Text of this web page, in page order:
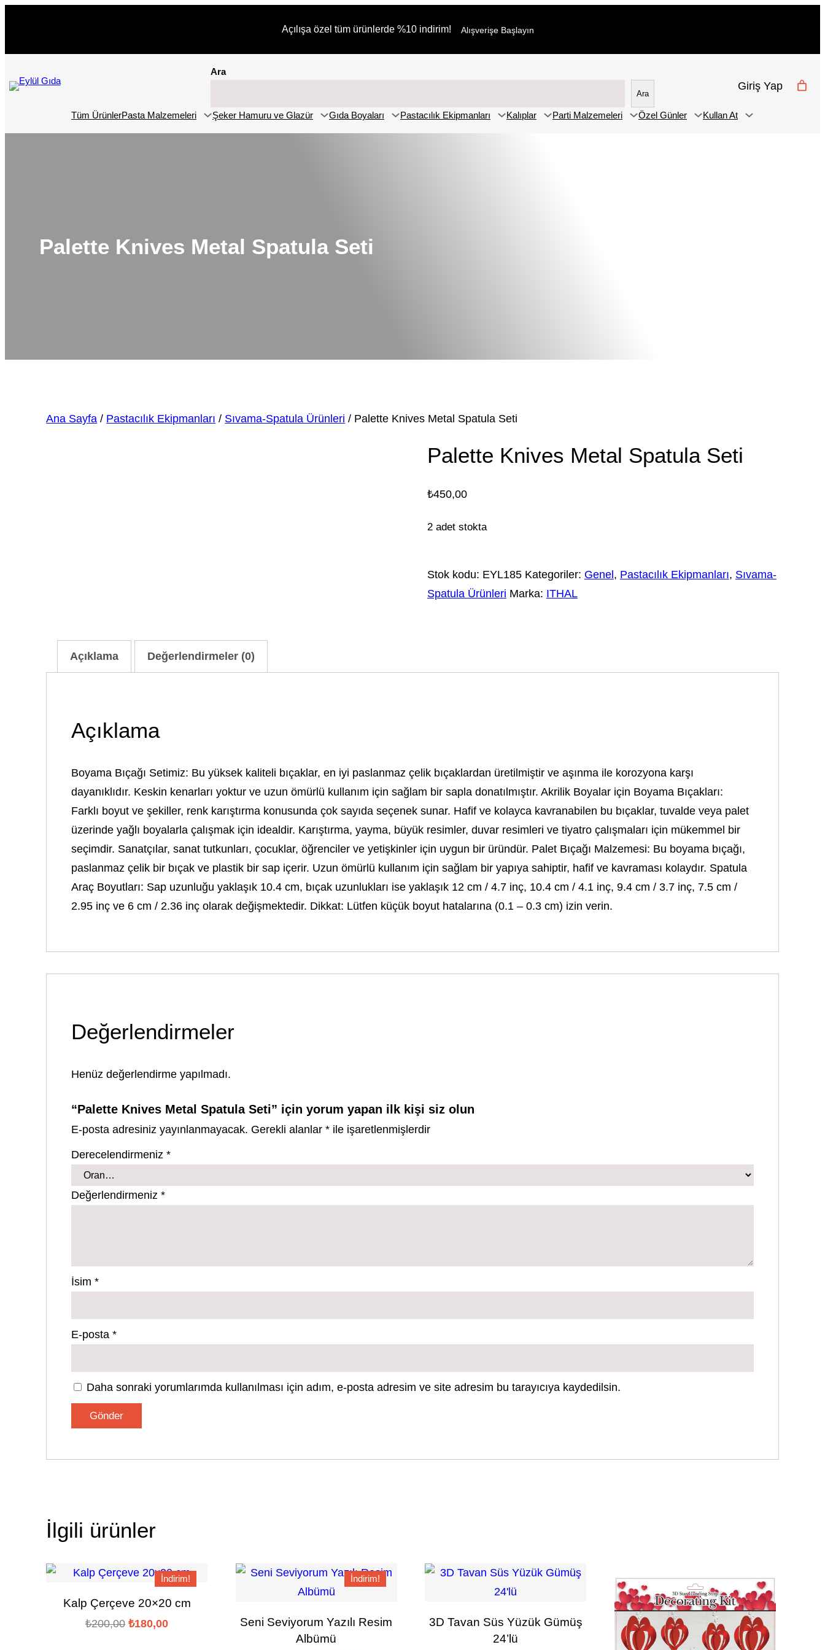
Açılışa özel tüm ürünlerde %10 indirim! Alışverişe Başlayın
Ara
Ara
Giriş Yap
Tüm ÜrünlerPasta Malzemeleri Şeker Hamuru ve Glazür Gıda Boyaları Pastacılık Ekipmanları Kalıplar Parti Malzemeleri Özel Günler Kullan At
Palette Knives Metal Spatula Seti
Ana Sayfa / Pastacılık Ekipmanları / Sıvama-Spatula Ürünleri / Palette Knives Metal Spatula Seti
Palette Knives Metal Spatula Seti
₺450,00
2 adet stokta
Stok kodu: EYL185 Kategoriler: Genel, Pastacılık Ekipmanları, Sıvama-
Spatula Ürünleri Marka: ITHAL
Açıklama Değerlendirmeler (0)
Açıklama
Boyama Bıçağı Setimiz: Bu yüksek kaliteli bıçaklar, en iyi paslanmaz çelik bıçaklardan üretilmiştir ve aşınma ile korozyona karşı
dayanıklıdır. Keskin kenarları yoktur ve uzun ömürlü kullanım için sağlam bir sapla donatılmıştır. Akrilik Boyalar için Boyama Bıçakları:
Farklı boyut ve şekiller, renk karıştırma konusunda çok sayıda seçenek sunar. Hafif ve kolayca kavranabilen bu bıçaklar, tuvalde veya palet
üzerinde yağlı boyalarla çalışmak için idealdir. Karıştırma, yayma, büyük resimler, duvar resimleri ve tiyatro çalışmaları için mükemmel bir
seçimdir. Sanatçılar, sanat tutkunları, çocuklar, öğrenciler ve yetişkinler için uygun bir üründür. Palet Bıçağı Malzemesi: Bu boyama bıçağı,
paslanmaz çelik bir bıçak ve plastik bir sap içerir. Uzun ömürlü kullanım için sağlam bir yapıya sahiptir, hafif ve kavraması kolaydır. Spatula
Araç Boyutları: Sap uzunluğu yaklaşık 10.4 cm, bıçak uzunlukları ise yaklaşık 12 cm / 4.7 inç, 10.4 cm / 4.1 inç, 9.4 cm / 3.7 inç, 7.5 cm /
2.95 inç ve 6 cm / 2.36 inç olarak değişmektedir. Dikkat: Lütfen küçük boyut hatalarına (0.1 – 0.3 cm) izin verin.
Değerlendirmeler
Henüz değerlendirme yapılmadı.
“Palette Knives Metal Spatula Seti” için yorum yapan ilk kişi siz olun
E-posta adresiniz yayınlanmayacak. Gerekli alanlar* ile işaretlenmişlerdir
Derecelendirmeniz*
Değerlendirmeniz*
İsim*
E-posta*
Daha sonraki yorumlarımda kullanılması için adım, e-posta adresim ve site adresim bu tarayıcıya kaydedilsin.
İlgili ürünler
İndirim!
Kalp Çerçeve 20×20 cm
₺200,00 Orijinal
₺180,00Şu
İndirim!
Seni Seviyorum Yazılı Resim
Albümü
3D Tavan Süs Yüzük Gümüş
24’lü